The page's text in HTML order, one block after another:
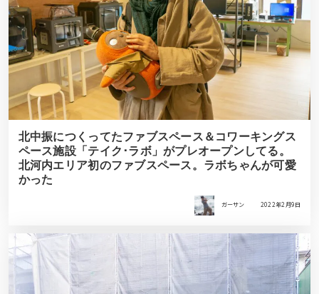
北中振につくってたファブスペース＆コワーキングス
ペース施設「テイク･ラボ」がプレオープンしてる。
北河内エリア初のファブスペース。ラボちゃんが可愛
かった
ガーサン 2022年2月9日